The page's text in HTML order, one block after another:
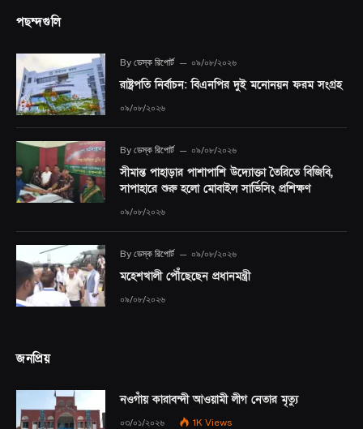
পছন্দগুলি
By ডেস্ক রিপোর্ট ০৯/০৮/২০২৬
রাষ্ট্রপতি নির্বাচন: বিএনপির দুই মনোনয়ন ফরম সংগ্রহ
০৯/০৮/২০২৬
By ডেস্ক রিপোর্ট ০৯/০৮/২০২৬
সীমান্ত পাহাড়ার পাশাপাশি উদ্যোক্তা তৈরিতে বিজিবি,
সাপাহারে শুরু হলো মোবাইল সার্ভিসিং প্রশিক্ষণ
০৯/০৮/২০২৬
By ডেস্ক রিপোর্ট ০৯/০৮/২০২৬
মহেশখালী পৌঁছেছেন প্রধানমন্ত্রী
০৯/০৮/২০২৬
জনপ্রিয়
নওগাঁয় কারাবন্দী আওয়ামী লীগ নেতার মৃত্যু
০৩/০১/২০২৬ 1K Views